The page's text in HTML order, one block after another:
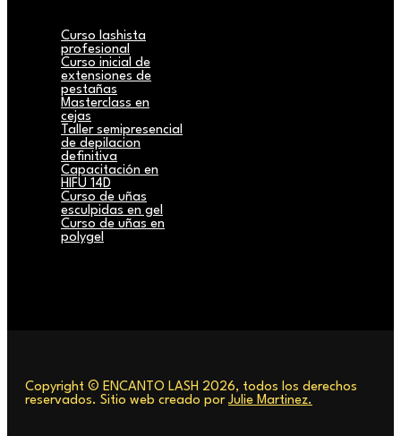
Curso lashista
profesional
Curso inicial de
extensiones de
pestañas
Masterclass en
cejas
Taller semipresencial
de depilacion
definitiva
Capacitación en
HIFU 14D
Curso de uñas
esculpidas en gel
Curso de uñas en
polygel
Copyright © ENCANTO LASH 2026, todos los derechos
reservados. Sitio web creado por Julie Martinez.